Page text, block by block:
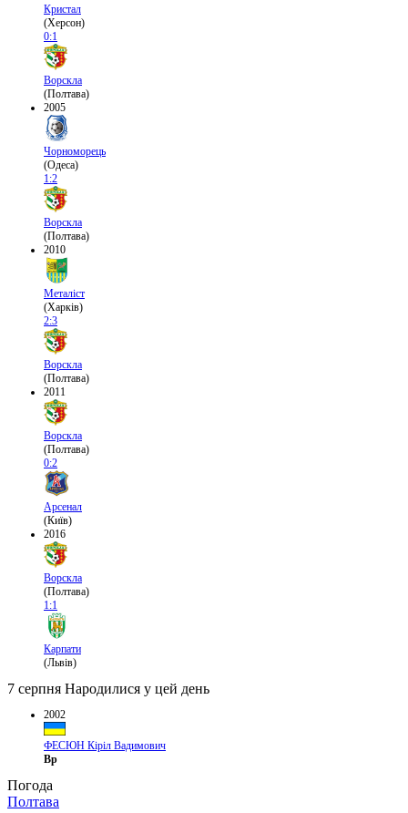
Кристал
(Херсон)
0:1
Ворскла
(Полтава)
2005
Чорноморець
(Одеса)
1:2
Ворскла
(Полтава)
2010
Металіст
(Харків)
2:3
Ворскла
(Полтава)
2011
Ворскла
(Полтава)
0:2
Арсенал
(Київ)
2016
Ворскла
(Полтава)
1:1
Карпати
(Львів)
7 серпня Народилися у цей день
2002
ФЕСЮН Кіріл Вадимович
Вр
Погода
Полтава